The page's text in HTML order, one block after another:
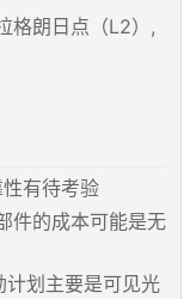
格朗日点（L2）,
有待考验
件的成本可能是无
划主要是可见光